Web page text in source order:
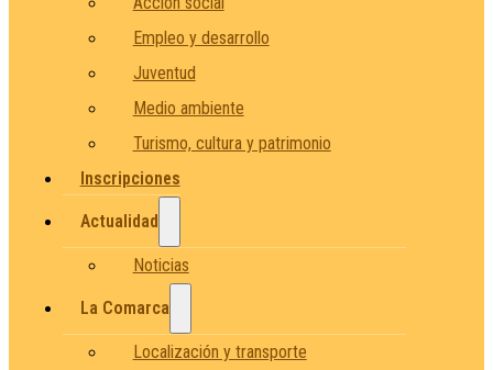
Empleo y desarrollo
Juventud
Medio ambiente
Turismo, cultura y patrimonio
Inscripciones
Actualidad
Noticias
La Comarca
Localización y transporte